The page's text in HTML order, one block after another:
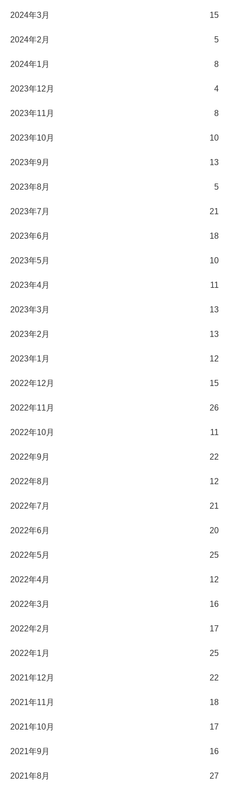
2024年3月 15
2024年2月 5
2024年1月 8
2023年12月 4
2023年11月 8
2023年10月 10
2023年9月 13
2023年8月 5
2023年7月 21
2023年6月 18
2023年5月 10
2023年4月 11
2023年3月 13
2023年2月 13
2023年1月 12
2022年12月 15
2022年11月 26
2022年10月 11
2022年9月 22
2022年8月 12
2022年7月 21
2022年6月 20
2022年5月 25
2022年4月 12
2022年3月 16
2022年2月 17
2022年1月 25
2021年12月 22
2021年11月 18
2021年10月 17
2021年9月 16
2021年8月 27